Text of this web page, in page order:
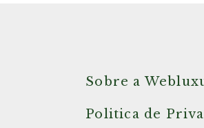
Sobre a
Politica de